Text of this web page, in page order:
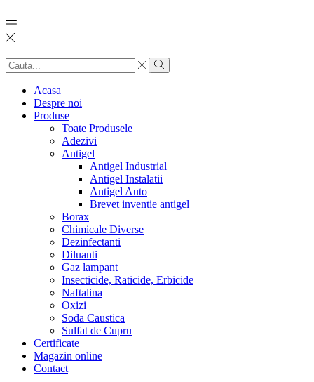
Search
input
Search
Acasa
Despre noi
Produse
Toate Produsele
Adezivi
Antigel
Antigel Industrial
Antigel Instalatii
Antigel Auto
Brevet inventie antigel
Borax
Chimicale Diverse
Dezinfectanti
Diluanti
Gaz lampant
Insecticide, Raticide, Erbicide
Naftalina
Oxizi
Soda Caustica
Sulfat de Cupru
Certificate
Magazin online
Contact